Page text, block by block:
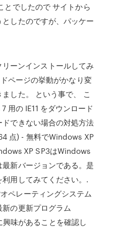
とでしたので サイトから
したのですが、パッケー
ーンインストールしてみ
ページの挙動がかなり変
した。 という事で、 こ
用の IE11 をダウンロード
できない場合の対処方法
点) - 無料でWindows XP
XP SP3はWindows
新バージョンである。是
用してみてください。.
ペレーティングシステム
の更新プログラム
興味があることを確認し